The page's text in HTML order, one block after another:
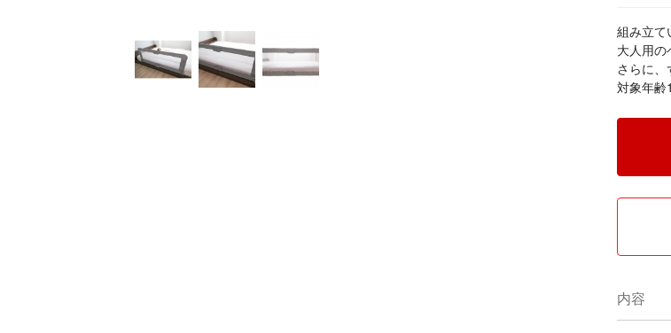
組み立て
大人用の
さらに、
対象年齢
内容